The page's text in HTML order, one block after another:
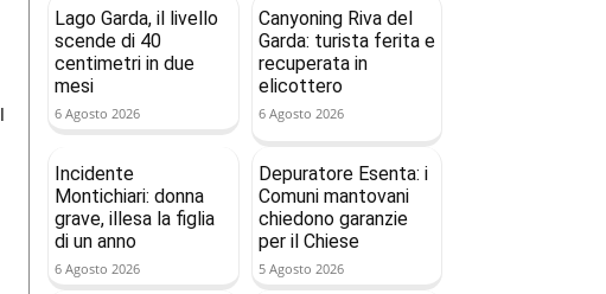
Lago Garda, il livello
scende di 40
centimetri in due
mesi
6 Agosto 2026
Canyoning Riva del
Garda: turista ferita e
recuperata in
elicottero
6 Agosto 2026
Incidente
Montichiari: donna
grave, illesa la figlia
di un anno
6 Agosto 2026
Depuratore Esenta: i
Comuni mantovani
chiedono garanzie
per il Chiese
5 Agosto 2026